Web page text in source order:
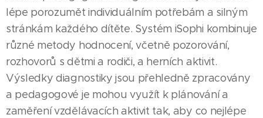
lépe porozumět individuálním potřebám a silným
stránkám každého dítěte. Systém iSophi kombinuje
různé metody hodnocení, včetně pozorování,
rozhovorů s dětmi a rodiči, a herních aktivit.
Výsledky diagnostiky jsou přehledně zpracovány
a pedagogové je mohou využít k plánování a
zaměření vzdělávacích aktivit tak, aby co nejlépe